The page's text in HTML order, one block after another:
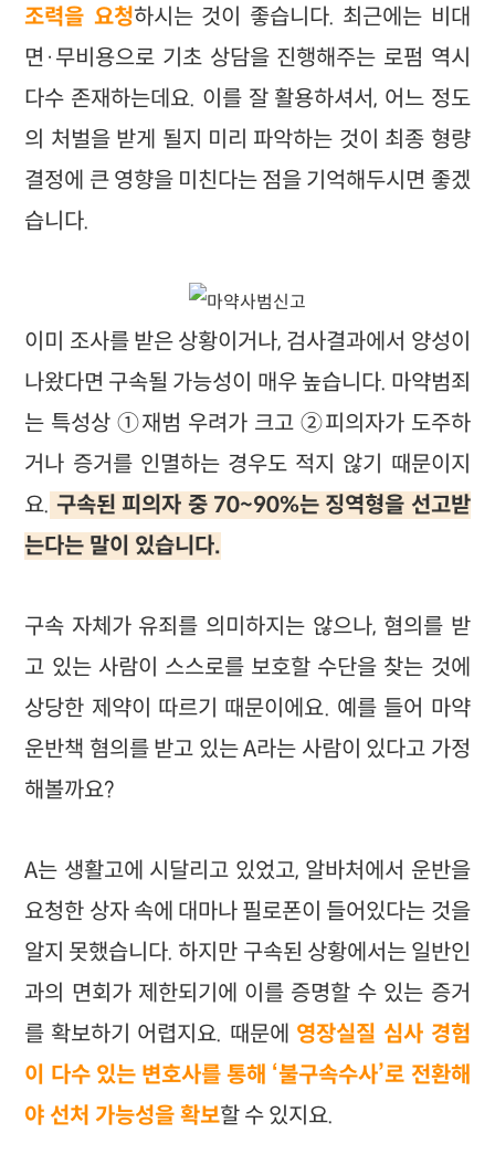
조력을 요청하시는 것이 좋습니다. 최근에는 비대
면·무비용으로 기초 상담을 진행해주는 로펌 역시
다수 존재하는데요. 이를 잘 활용하셔서, 어느 정도
의 처벌을 받게 될지 미리 파악하는 것이 최종 형량
결정에 큰 영향을 미친다는 점을 기억해두시면 좋겠
습니다.
이미 조사를 받은 상황이거나, 검사결과에서 양성이
나왔다면 구속될 가능성이 매우 높습니다. 마약범죄
는 특성상 ①재범 우려가 크고 ②피의자가 도주하
거나 증거를 인멸하는 경우도 적지 않기 때문이지
요. 구속된 피의자 중 70~90%는 징역형을 선고받
는다는 말이 있습니다.
구속 자체가 유죄를 의미하지는 않으나, 혐의를 받
고 있는 사람이 스스로를 보호할 수단을 찾는 것에
상당한 제약이 따르기 때문이에요. 예를 들어 마약
운반책 혐의를 받고 있는 A라는 사람이 있다고 가정
해볼까요?
A는 생활고에 시달리고 있었고, 알바처에서 운반을
요청한 상자 속에 대마나 필로폰이 들어있다는 것을
알지 못했습니다. 하지만 구속된 상황에서는 일반인
과의 면회가 제한되기에 이를 증명할 수 있는 증거
를 확보하기 어렵지요. 때문에 영장실질 심사 경험
이 다수 있는 변호사를 통해 ‘불구속수사’로 전환해
야 선처 가능성을 확보할 수 있지요.